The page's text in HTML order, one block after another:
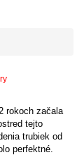
rokoch začala
tejto
trubiek od
perfektné.